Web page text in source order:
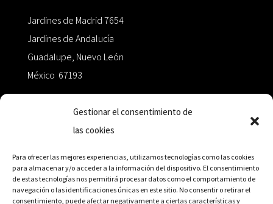
Gestionar el consentimiento de
las cookies
Para ofrecer las mejores experiencias, utilizamos tecnologías como las cookies
para almacenar y/o acceder a la información del dispositivo. El consentimiento
de estas tecnologías nos permitirá procesar datos como el comportamiento de
navegación o las identificaciones únicas en este sitio. No consentir o retirar el
consentimiento, puede afectar negativamente a ciertas características y
Jardines de Madrid 7654
Jardines de Andalucía
Guadalupe, Nuevo León
México 67193
+52 811.499.5638
RED DE DISTRIBUCIÓN